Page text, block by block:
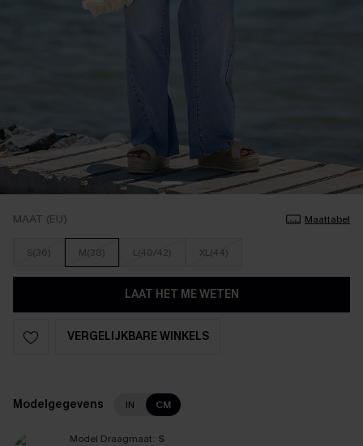
MAAT (EU) Maattabel
S(36) M(38) L(40/42) XL(44)
LAAT HET ME WETEN
VERGELIJKBARE WINKELS
Modelgegevens IN CM
Model Draagmaat: S